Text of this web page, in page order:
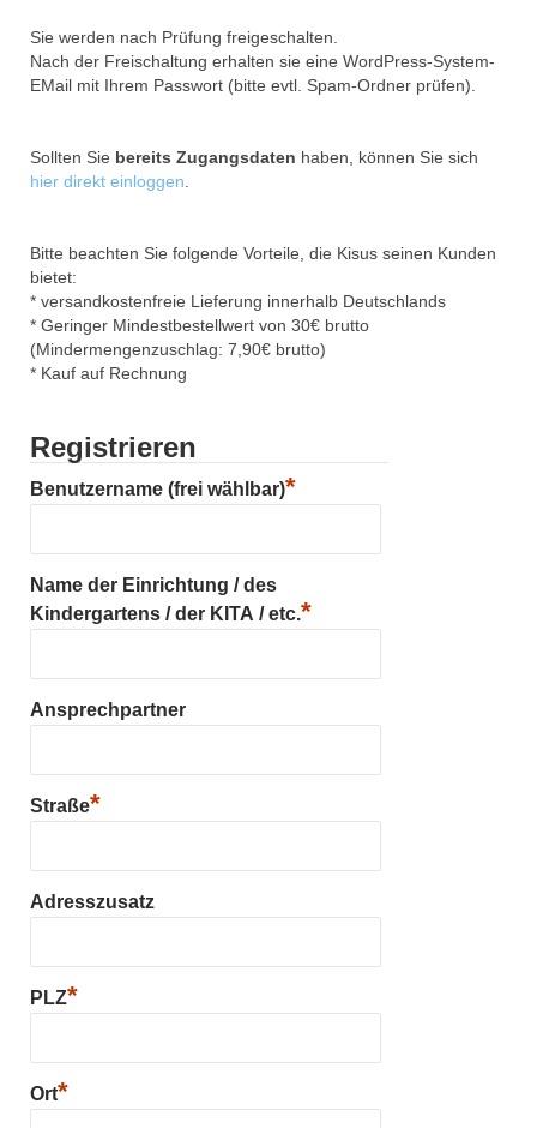
Sie werden nach Prüfung freigeschalten.
Nach der Freischaltung erhalten sie eine WordPress-System-
EMail mit Ihrem Passwort (bitte evtl. Spam-Ordner prüfen).
Sollten Sie bereits Zugangsdaten haben, können Sie sich
hier direkt einloggen
Bitte beachten Sie folgende Vorteile, die Kisus seinen Kunden
bietet:
* versandkostenfreie Lieferung innerhalb Deutschlands
* Geringer Mindestbestellwert von 30€ brutto
(Mindermengenzuschlag: 7,90€ brutto)
* Kauf auf Rechnung
Registrieren
Benutzername (frei wählbar)*
Name der Einrichtung / des
Kindergartens / der KITA / etc.*
Ansprechpartner
Straße*
Adresszusatz
PLZ*
Ort*